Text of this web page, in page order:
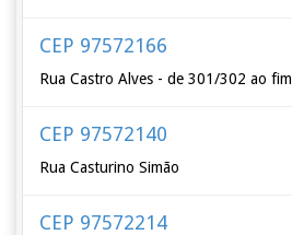
CEP 97572166
Rua Castro Alves - de 301/302 ao fim
CEP 97572140
Rua Casturino Simão
CEP 97572214